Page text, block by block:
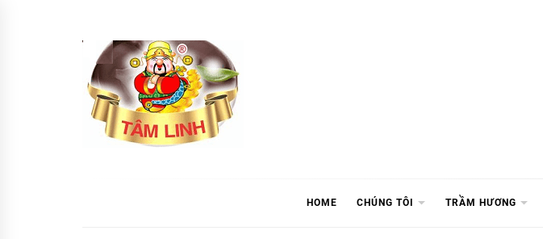
HOME CHÚNG TÔI TRẦM HƯƠNG